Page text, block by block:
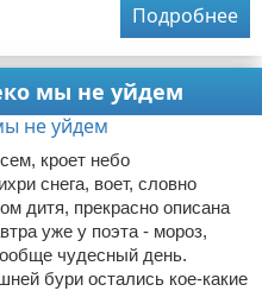
Подробнее
мы не уйдем
кроет небо
снега, воет, словно
дитя, прекрасно описана
уже у поэта - мороз,
чудесный день.
бури остались кое-какие